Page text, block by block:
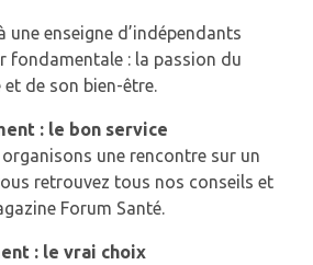
une enseigne d’indépendants
fondamentale : la passion du
de son bien-être.
: le bon service
une rencontre sur un
retrouvez tous nos conseils et
Forum Santé.
: le vrai choix